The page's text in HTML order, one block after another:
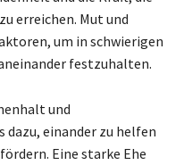
erreichen. Mut und
um in schwierigen
festzuhalten.
und
dazu, einander zu helfen
Eine starke Ehe